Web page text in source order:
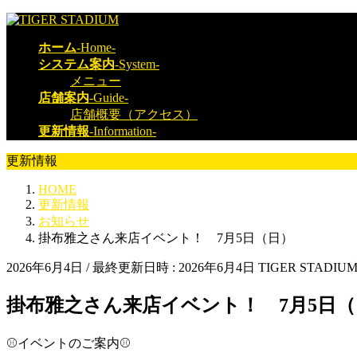
コ
ッ
プ
ナ
移
動
ホーム-Home-
システム案内-System-
メニュー
店舗案内-Guide-
店舗概要（アクセス）
更新情報-Information-
更新情報
HOME
更新情報
お知らせ
掛布雅之さん来店イベント！ 7月5日（日）
2026年6月4日 / 最終更新日時 : 2026年6月4日 TIGER STADIUM
掛布雅之さん来店イベント！ 7月5日（
⚾イベントのご案内⚾